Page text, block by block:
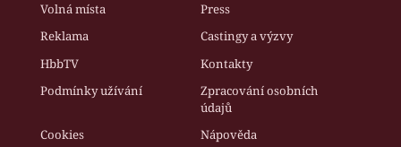
Volná místa
Press
Reklama
Castingy a výzvy
HbbTV
Kontakty
Podmínky užívání
Zpracování osobních
údajů
Cookies
Nápověda